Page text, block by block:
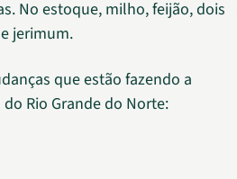
No estoque, milho, feijão, dois
jerimum.
que estão fazendo a
Rio Grande do Norte: